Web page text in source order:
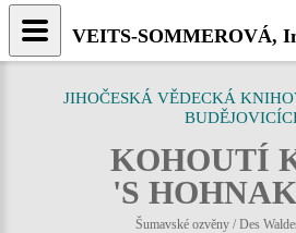
JIHOČESKÁ VĚDECKÁ
KOHOUTÍ
'S
Šumavské ozvěny / Des
VEITS-SOMMEROVÁ,